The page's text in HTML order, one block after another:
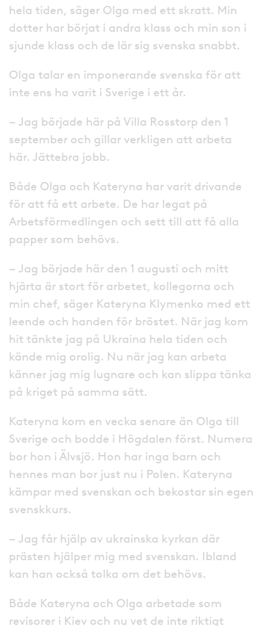
hela tiden, säger Olga med ett skratt. Min
dotter har börjat i andra klass och min son i
sjunde klass och de lär sig svenska snabbt.
Olga talar en imponerande svenska för att
inte ens ha varit i Sverige i ett år.
– Jag började här på Villa Rosstorp den 1
september och gillar verkligen att arbeta
här. Jättebra jobb.
Både Olga och Kateryna har varit drivande
för att få ett arbete. De har legat på
Arbetsförmedlingen och sett till att få alla
papper som behövs.
– Jag började här den 1 augusti och mitt
hjärta är stort för arbetet, kollegorna och
min chef, säger Kateryna Klymenko med ett
leende och handen för bröstet. När jag kom
hit tänkte jag på Ukraina hela tiden och
kände mig orolig. Nu när jag kan arbeta
känner jag mig lugnare och kan slippa tänka
på kriget på samma sätt.
Kateryna kom en vecka senare än Olga till
Sverige och bodde i Högdalen först. Numera
bor hon i Älvsjö. Hon har inga barn och
hennes man bor just nu i Polen. Kateryna
kämpar med svenskan och bekostar sin egen
svenskkurs.
– Jag får hjälp av ukrainska kyrkan där
prästen hjälper mig med svenskan. Ibland
kan han också tolka om det behövs.
Både Kateryna och Olga arbetade som
revisorer i Kiev och nu vet de inte riktigt